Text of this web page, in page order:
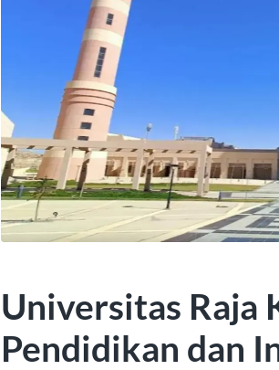
Universitas Raja
Pendidikan dan